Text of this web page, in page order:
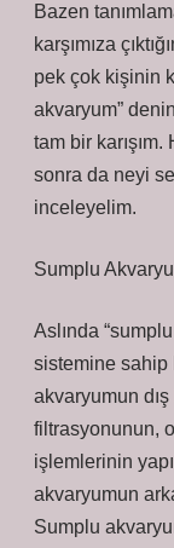
Bazen
karşımıza
pek çok kişinin
akvaryum”
tam bir
sonra da neyi
inceleyelim.
Sumplu
Aslında
sistemine sahip
akvaryumun
filtrasyonunun,
işlemlerinin
akvaryumun
Sumplu